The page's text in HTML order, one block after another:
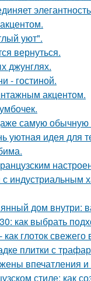
уют".
вернуться.
джунглях.
- гостиной.
акцентом.
самую
уютная идея для
индустриальным
дом внутри:
как выбрать
глоток свежего
плитки с
впечатления
стиле: как